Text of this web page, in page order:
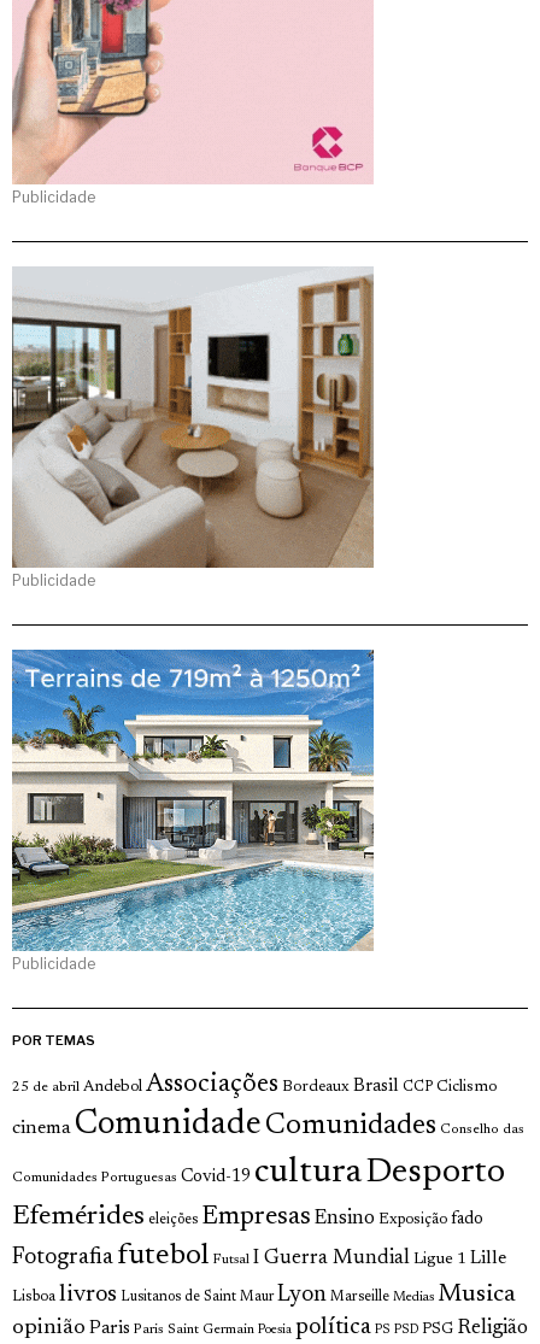
Publicidade
Publicidade
Publicidade
POR TEMAS
25 de abril Andebol Associações Bordeaux Brasil CCP Ciclismo
cinema Comunidade Comunidades Conselho das
Comunidades Portuguesas Covid-19 culturaDesporto
Efemérides eleições Empresas Ensino Exposição fado
Fotografia futebol Futsal I Guerra Mundial Ligue 1 Lille
Lisboa livros Lusitanos de Saint Maur Lyon Marseille Medias Musica
opinião Paris Paris Saint Germain Poesia política PS PSD PSG Religião